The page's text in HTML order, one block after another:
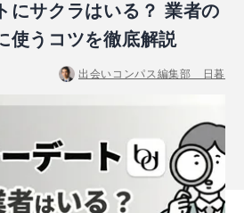
にサクラはいる？ 業者の
使うコツを徹底解説
出会いコンパス編集部 日暮